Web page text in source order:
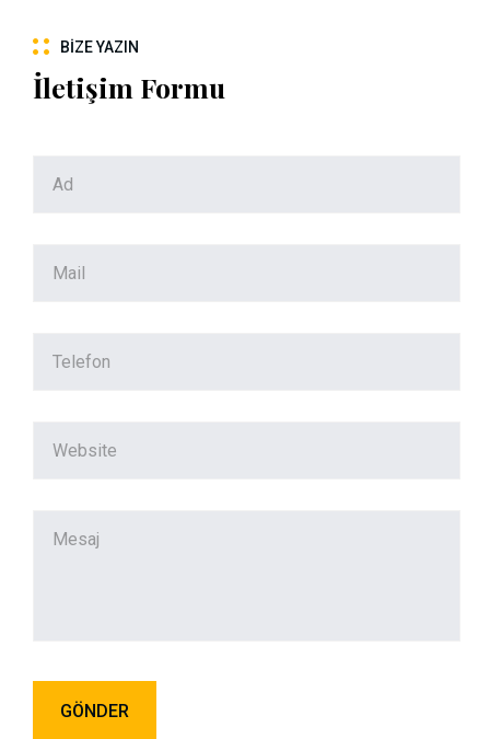
BIZE YAZIN
İletişim Formu